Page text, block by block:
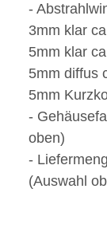
-
3mm klar
5mm klar
5mm diffus
5mm
-
oben)
-
(Auswahl